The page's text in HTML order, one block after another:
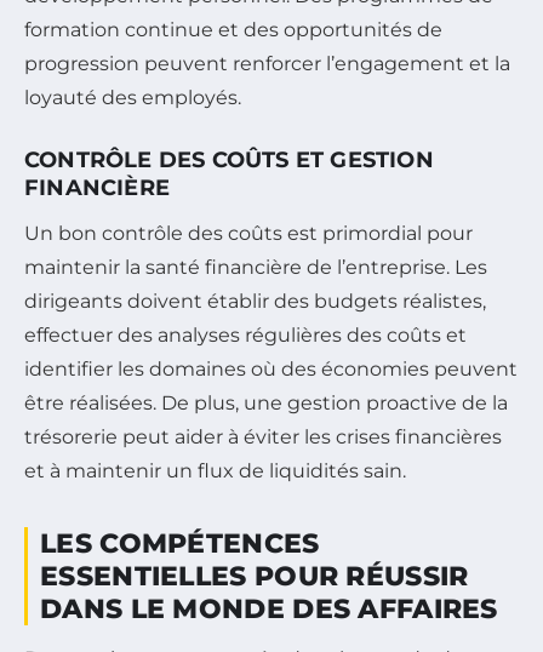
formation continue et des opportunités de
progression peuvent renforcer l’engagement et la
loyauté des employés.
CONTRÔLE DES COÛTS ET GESTION
FINANCIÈRE
Un bon contrôle des coûts est primordial pour
maintenir la santé financière de l’entreprise. Les
dirigeants doivent établir des budgets réalistes,
effectuer des analyses régulières des coûts et
identifier les domaines où des économies peuvent
être réalisées. De plus, une gestion proactive de la
trésorerie peut aider à éviter les crises financières
et à maintenir un flux de liquidités sain.
LES COMPÉTENCES
ESSENTIELLES POUR RÉUSSIR
DANS LE MONDE DES AFFAIRES